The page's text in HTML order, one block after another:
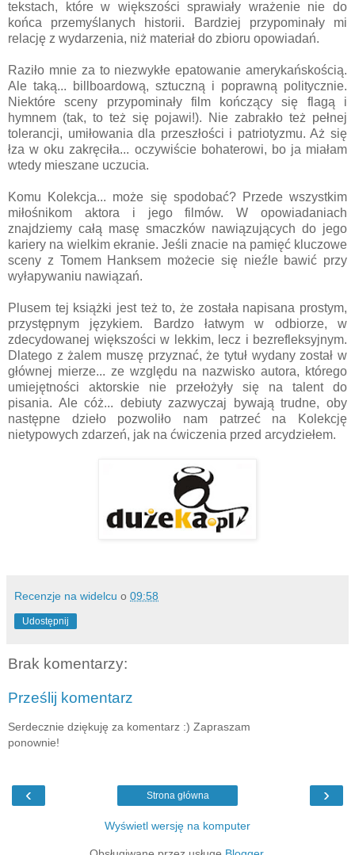
tekstach, które w większości sprawiały wrażenie nie do
końca przemyślanych historii. Bardziej przypominały mi
relację z wydarzenia, niż materiał do zbioru opowiadań.
Raziło mnie za to niezwykłe epatowanie amerykańskością.
Ale taką... billboardową, sztuczną i poprawną politycznie.
Niektóre sceny przypominały film kończący się flagą i
hymnem (tak, to też się pojawi!). Nie zabrakło też pełnej
tolerancji, umiłowania dla przeszłości i patriotyzmu. Aż się
łza w oku zakręciła... oczywiście bohaterowi, bo ja miałam
wtedy mieszane uczucia.
Komu Kolekcja... może się spodobać? Przede wszystkim
miłośnikom aktora i jego filmów. W opowiadaniach
znajdziemy całą masę smaczków nawiązujących do jego
kariery na wielkim ekranie. Jeśli znacie na pamięć kluczowe
sceny z Tomem Hanksem możecie się nieźle bawić przy
wyłapywaniu nawiązań.
Plusem tej książki jest też to, że została napisana prostym,
przystępnym językiem. Bardzo łatwym w odbiorze, w
zdecydowanej większości w lekkim, lecz i bezrefleksyjnym.
Dlatego z żalem muszę przyznać, że tytuł wydany został w
głównej mierze... ze względu na nazwisko autora, którego
umiejętności aktorskie nie przełożyły się na talent do
pisania. Ale cóż... debiuty zazwyczaj bywają trudne, oby
następne dzieło pozwoliło nam patrzeć na Kolekcję
nietypowych zdarzeń, jak na ćwiczenia przed arcydziełem.
Recenzje na widelcu o 09:58
Udostępnij
Brak komentarzy:
Prześlij komentarz
Serdecznie dziękuję za komentarz :) Zapraszam
ponownie!
‹ ›
Strona główna
Wyświetl wersję na komputer